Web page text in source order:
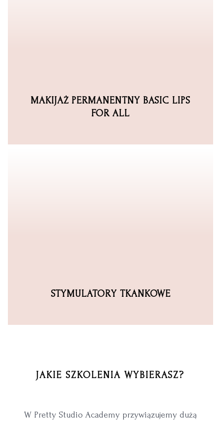
MAKIJAŻ PERMANENTNY BASIC LIPS
FOR ALL
STYMULATORY TKANKOWE
JAKIE SZKOLENIA WYBIERASZ?
W Pretty Studio Academy przywiązujemy dużą